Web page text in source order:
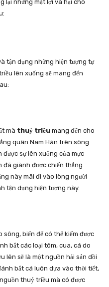
lại những mặt lợi và hại cho
tận dụng những hiện tượng tự
lên xuống sẽ mang đến
mà thuỷ triều mang đến cho
quân Nam Hán trên sông
được sự lên xuống của mực
đã giành được chiến thắng
này mãi đi vào lòng người
tận dụng hiện tượng này.
biển để có thể kiếm được
bắt các loại tôm, cua, cá do
lên sẽ là một nguồn hải sản dồi
bắt cá luôn dựa vào thời tiết,
thuỷ triều mà có được